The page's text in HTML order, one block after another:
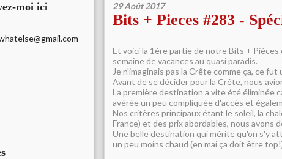
moi ici 29 Août 2017
Bits + Pieces #283 -
Et voici la 1ère partie de notre Bits +
semaine de vacances au quasi paradis.
Je n'imaginais pas la Crête comme ça, ce
Avant de se décider pour la Crête, nous
La première destination a vite été éliminée
avérée un peu compliquée d'accès et
Nos critères principaux étant le soleil, la
France) et des prix abordables, nous avons
Une belle destination qui mérite qu'on s'y
un peu moins chaud (en mai ça doit être